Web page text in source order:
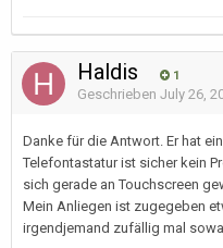
Haldis 1
Geschrieben July 26,
Danke für die Antwort. Er hat
Telefontastatur ist sicher kein
sich gerade an Touchscreen
Mein Anliegen ist zugegeben
irgendjemand zufällig mal